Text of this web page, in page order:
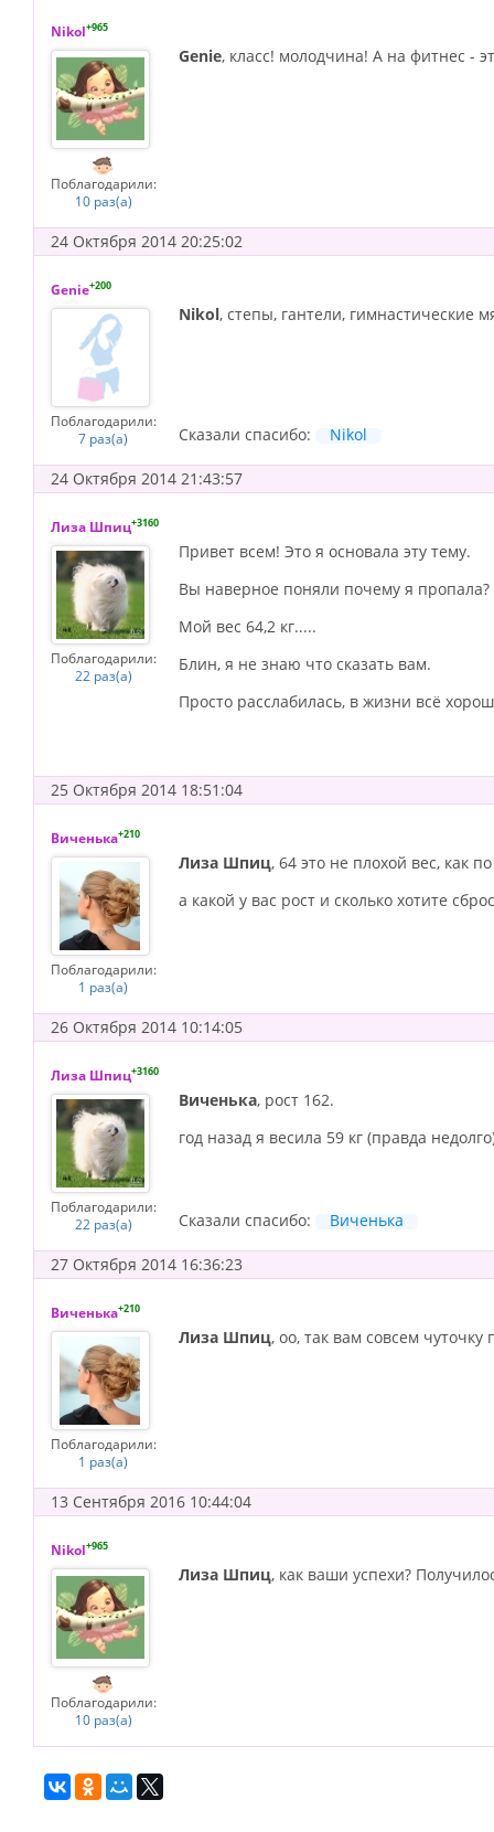
Nikol+965
Поблагодарили:
10 раз(а)
Genie, класс! молодчина! А на фитнес -
24 Октября 2014 20:25:02
Genie+200
Поблагодарили:
7 раз(а)
Nikol, степы, гантели, гимнастические
Сказали спасибо: Nikol
24 Октября 2014 21:43:57
Лиза Шпиц+3160
Поблагодарили:
22 раз(а)
Привет всем! Это я основала эту тему.
Вы наверное поняли почему я
Мой вес 64,2 кг.....
Блин, я не знаю что сказать вам.
Просто расслабилась, в жизни всё
25 Октября 2014 18:51:04
Виченька+210
Поблагодарили:
1 раз(а)
Лиза Шпиц, 64 это не плохой вес, как
а какой у вас рост и сколько хотите
26 Октября 2014 10:14:05
Лиза Шпиц+3160
Поблагодарили:
22 раз(а)
Виченька, рост 162.
год назад я весила 59 кг (правда
Сказали спасибо: Виченька
27 Октября 2014 16:36:23
Виченька+210
Поблагодарили:
1 раз(а)
Лиза Шпиц, оо, так вам совсем
13 Сентября 2016 10:44:04
Nikol+965
Поблагодарили:
10 раз(а)
Лиза Шпиц, как ваши успехи?